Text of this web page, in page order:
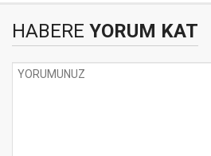
HABERE YORUM KAT